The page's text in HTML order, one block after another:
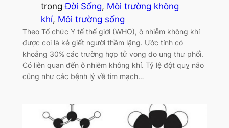
trongĐời Sống, Môi trường không
khí, Môi trường sống
Theo Tổ chức Y tế thế giới (WHO), ô nhiễm không khí
được coi là kẻ giết người thầm lặng. Ước tính có
khoảng 30% các trường hợp tử vong do ung thư phổi.
Có liên quan đến ô nhiễm không khí. Tỷ lệ đột quỵ não
cũng như các bệnh lý về tim mạch…